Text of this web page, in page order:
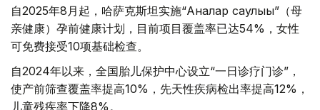
自2025年8月起，哈萨克斯坦实施“Аналар саулығы”（母
亲健康）孕前健康计划，目前项目覆盖率已达54%，女性
可免费接受10项基础检查。
自2024年以来，全国胎儿保护中心设立“一日诊疗门诊”，
使产前筛查覆盖率提高10%，先天性疾病检出率提高12%，
儿童残疾率下降8%。